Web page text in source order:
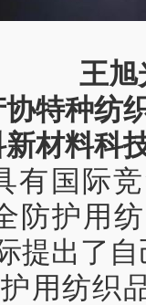
王旭
特种纺
材料科
有国际
防护用
提出了
用纺织